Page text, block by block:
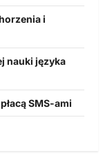
i
nauki języka
SMS-ami